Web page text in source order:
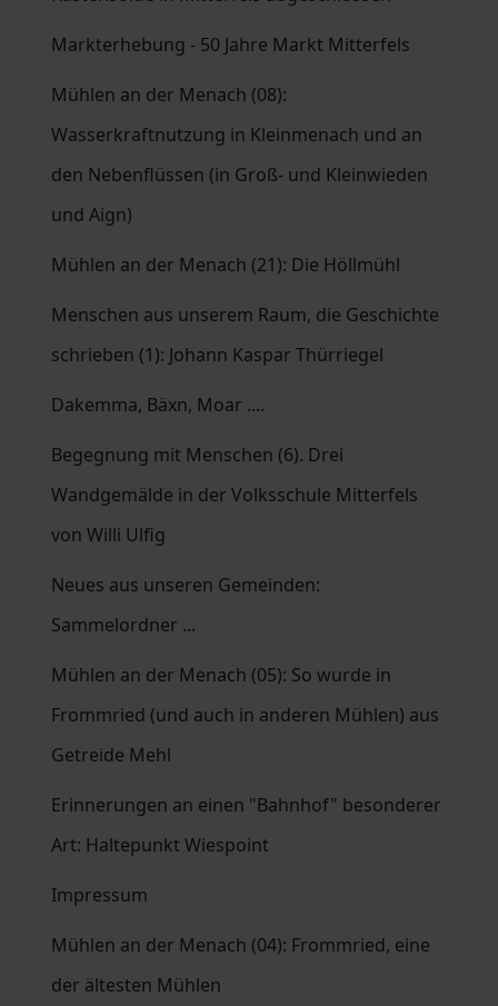
Markterhebung - 50 Jahre Markt Mitterfels
Mühlen an der Menach (08):
Wasserkraftnutzung in Kleinmenach und an
den Nebenflüssen (in Groß- und Kleinwieden
und Aign)
Mühlen an der Menach (21): Die Höllmühl
Menschen aus unserem Raum, die Geschichte
schrieben (1): Johann Kaspar Thürriegel
Dakemma, Bäxn, Moar ....
Begegnung mit Menschen (6). Drei
Wandgemälde in der Volksschule Mitterfels
von Willi Ulfig
Neues aus unseren Gemeinden:
Sammelordner ...
Mühlen an der Menach (05): So wurde in
Frommried (und auch in anderen Mühlen) aus
Getreide Mehl
Erinnerungen an einen "Bahnhof" besonderer
Art: Haltepunkt Wiespoint
Impressum
Mühlen an der Menach (04): Frommried, eine
der ältesten Mühlen